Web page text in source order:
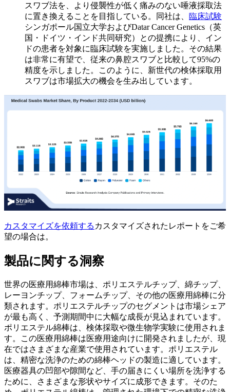
スワブ法を、より侵襲性が低く痛みのない唾液採取法
に置き換えることを目指している。同社は、 臨床試験
シンガポール国立大学およびDatar Cancer Genetics（英
国・ドイツ・インド共同研究）との提携により、イン
ドの患者を対象に臨床試験を実施しました。その結果
は非常に有望で、従来の鼻腔スワブと比較して95%の
精度を示しました。このように、新世代の検体採取用
スワブは市場拡大の機会を生み出しています。
カスタマイズを依頼する カスタマイズされたレポートをご希
望の場合は。
製品に関する洞察
世界の医療用綿棒市場は、ポリエステルチップ、綿チップ、
レーヨンチップ、フォームチップ、その他の医療用綿棒に分
類されます。ポリエステルチップのセグメントは市場シェア
が最も高く、予測期間中に大幅な成長が見込まれています。
ポリエステル綿棒は、検体採取や微生物学実験に使用されま
す。この医療用綿棒は医療用途向けに開発されましたが、現
在ではさまざまな産業で使用されています。ポリエステル
は、精密な洗浄のための綿棒ヘッドの製造に適しています。
医療器具の凹部や隙間など、手の届きにくい場所を洗浄する
ために、さまざまな形状やサイズに成形できます。そのた